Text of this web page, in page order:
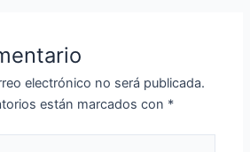
electrónico no será publicada.
están marcados con *